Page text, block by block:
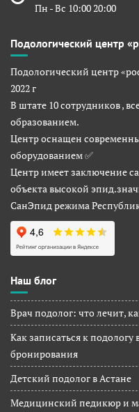
Пн - Вс 10:00 20:00
Подологический центр
Подологический центр
2022 г
В штате 10 сотрудников ,
образованием.
Центр оснащен
оборудованием ✅
Центр имеет заключение
объекта высокой
СанЭпид режима
Наш блог
Врач подолог: что лечит,
Как записаться к
бронирования
Детский подолог в Астане
Медицинский педикюр и